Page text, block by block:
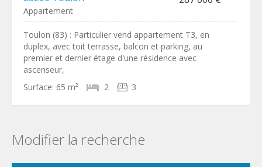
Appartement
Toulon (83) : Particulier vend appartement T3, en
duplex, avec toit terrasse, balcon et parking, au
premier et dernier étage d'une résidence avec
ascenseur,
Surface: 65 m² 2 3
Modifier la recherche